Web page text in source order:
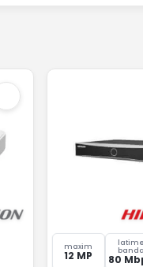
maxim
12 MP
latime
banda
80